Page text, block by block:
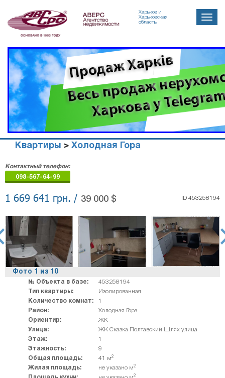
Харьков и
Харьковская
область
Toggle
Квартиры > Холодная Гора
недвижимости
"Аверс"
Контактный телефон:
098-567-64-99
1 669 641 грн. / 39 000 $ ID 453258194
Фото 1 из 10
№ Объекта в базе:
453258194
Тип квартиры:
Изолированная
Количество комнат:
1
Район:
Холодная Гора
Ориентир:
ЖК
Улица:
ЖК Сказка Полтавский Шлях улица
Этаж:
1
Этажность:
9
Общая площадь:
41 м2
Жилая площадь: не указано м2
2